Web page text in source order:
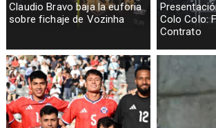
Claudio Bravo baja la euforia
sobre fichaje de Vozinha
Colo Colo:
Contrato